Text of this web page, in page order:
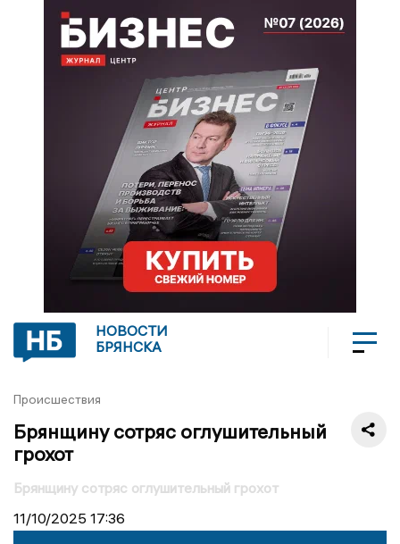
НОВОСТИ
БРЯНСКА
Происшествия
Брянщину сотряс оглушительный
грохот
Брянщину сотряс оглушительный грохот
11/10/2025 17:36